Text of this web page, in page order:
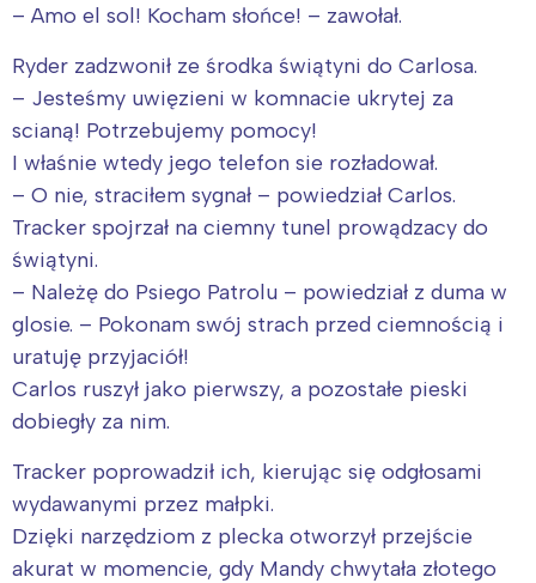
– Amo el sol! Kocham słońce! – zawołał.
Ryder zadzwonił ze środka świątyni do Carlosa.
– Jesteśmy uwięzieni w komnacie ukrytej za
scianą! Potrzebujemy pomocy!
I właśnie wtedy jego telefon sie rozładował.
– O nie, straciłem sygnał – powiedział Carlos.
Tracker spojrzał na ciemny tunel prowądzacy do
świątyni.
– Należę do Psiego Patrolu – powiedział z duma w
glosie. – Pokonam swój strach przed ciemnością i
uratuję przyjaciół!
Carlos ruszył jako pierwszy, a pozostałe pieski
dobiegły za nim.
Tracker poprowadził ich, kierując się odgłosami
wydawanymi przez małpki.
Dzięki narzędziom z plecka otworzył przejście
akurat w momencie, gdy Mandy chwytała złotego